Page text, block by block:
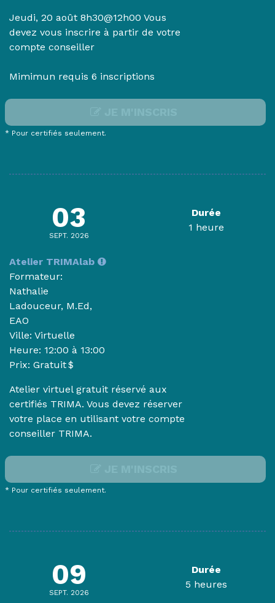
Jeudi, 20 août 8h30@12h00 Vous
devez vous inscrire à partir de votre
compte conseiller
Mimimun requis 6 inscriptions
* Pour certifiés seulement.
03
SEPT. 2026
Durée
1 heure
Atelier TRIMAlab
Formateur:
Nathalie
Ladouceur, M.Ed,
EAO
Ville: Virtuelle
Heure: 12:00 à 13:00
Prix: Gratuit $
Atelier virtuel gratuit réservé aux
certifiés TRIMA. Vous devez réserver
votre place en utilisant votre compte
conseiller TRIMA.
* Pour certifiés seulement.
09
SEPT. 2026
Durée
5 heures